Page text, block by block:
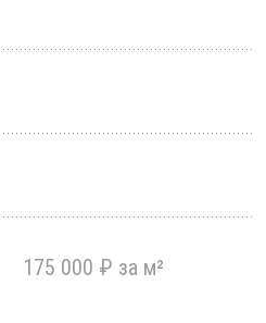
175 000 ₽ за м²